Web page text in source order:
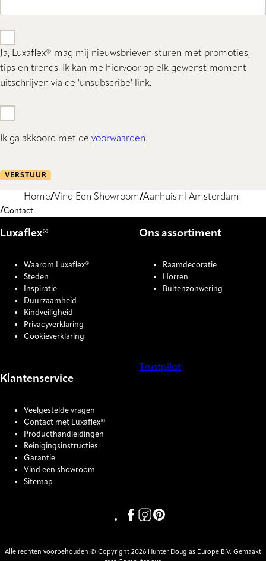
Ja, Luxaflex® mag mij nieuwsbrieven sturen met promoties,
tips en trends. Ik kan me hiervoor op elk gewenst moment
uitschrijven via de 'unsubscribe' link.
Ik ga akkoord met de voorwaarden
VERSTUUR
Home Vind Een Showroom Aanhuis.nl Amsterdam
Contact
Luxaflex®
Waarom Luxaflex®
Steden
Inspiratie
Duurzaamheid
Kindveiligheid
Privacyverklaring
Cookieverklaring
Ons assortiment
Raamdecoratie
Horren
Buitenzonwering
Klantenservice
Veelgestelde vragen
Contact met Luxaflex®
Producthandleidingen
Reinigingsinstructies
Garantie
Vind een showroom
Sitemap
Trustpilot
Link missing Display text from
Link missing Display text
Link missing Display text
Alle rechten voorbehouden © Copyright 2026 Hunter Douglas Europe B.V. Gemaakt